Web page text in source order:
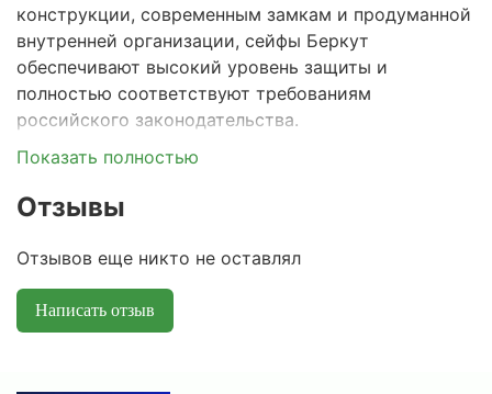
конструкции, современным замкам и продуманной
внутренней организации, сейфы Беркут
обеспечивают высокий уровень защиты и
полностью соответствуют требованиям
российского законодательства.
Взломостойкая конструкция:
стали 2 мм, что соответствует требованиям к
Разнообразие замков:в зависимости от
модели, сейфы Беркут оснащаются двумя
ключевыми замками или комбинацией
Показать полностью
Отзывы
Отзывов еще никто не оставлял
Написать отзыв